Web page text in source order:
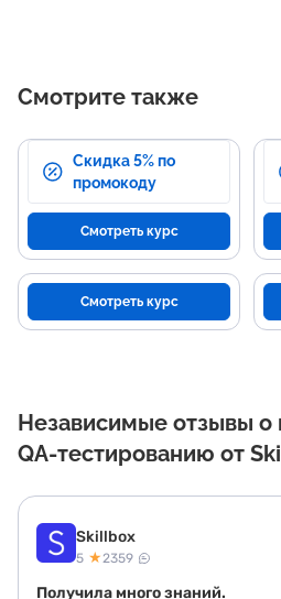
Смотрите также
Скидка 5% по
промокоду
Смотреть курс
Смотреть курс
Независимые отзывы о
QA-тестированию от
Skillbox
5 ★2359
Получила много знаний.